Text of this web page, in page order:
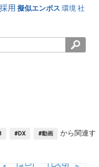
採用 擬似エンボス 環境 社
#DX #動画
から関連す